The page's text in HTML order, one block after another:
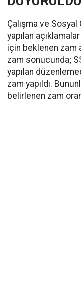
Çalışma ve Sosyal
yapılan
için beklenen zam
zam sonucunda;
yapılan
zam yapıldı.
belirlenen zam